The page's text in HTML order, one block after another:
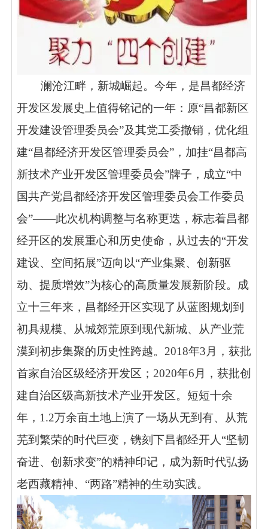
澜沧江畔，新城崛起。今年，是昌都经济
开发区发展史上值得铭记的一年：原“昌都新区
开发建设管理委员会”及其党工委撤销，优化组
建“昌都经济开发区管理委员会”，加挂“昌都高
新技术产业开发区管理委员会”牌子，成立“中
国共产党昌都经济开发区管理委员会工作委员
会”——此次机构调整与名称更迭，标志着昌都
经开区的发展重心和历史使命，从过去的“开发
建设、空间拓展”迈向以“产业集聚、创新驱
动、提质增效”为核心的高质量发展新阶段。成
立十三年来，昌都经开区实现了从蓝图规划到
初具规模、从城郊荒原到现代新城、从产业荒
漠到初步集聚的历史性跨越。2018年3月，获批
首家自治区级经济开发区；2020年6月，获批创
建自治区级高新技术产业开发区。短短十余
年，1.2万余亩土地上演了一场从无到有、从荒
芜到繁荣的时代巨变，镌刻下昌都经开人“坚韧
奋进、创新求变”的精神印记，成为新时代弘扬
老西藏精神、“两路”精神的生动实践。